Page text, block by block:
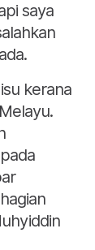
saya
kerana